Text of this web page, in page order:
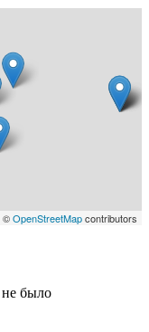
©OpenStreetMapcontributors
было